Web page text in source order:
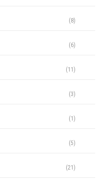
(8)
(6)
(11)
(3)
(1)
(5)
(21)